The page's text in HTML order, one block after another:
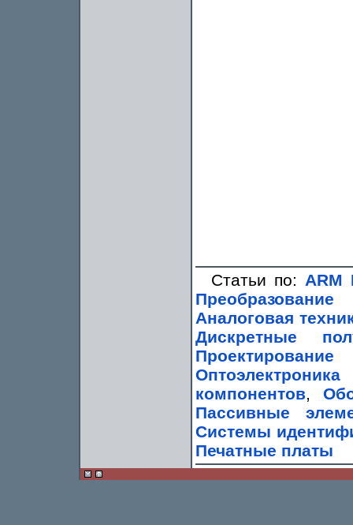
Статьи по: ARM
Аналоговая
Дискретные
компонентов,
Пассивные
Системы
Печатные платы